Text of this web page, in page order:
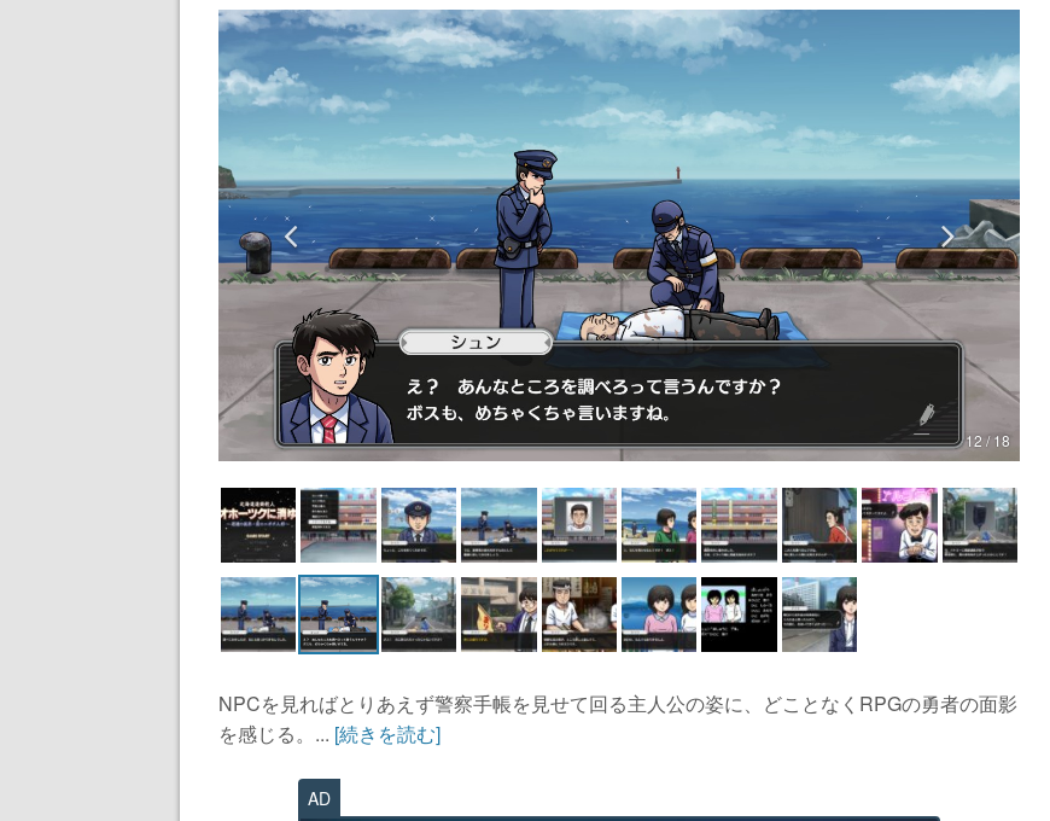
12 / 18
NPCを見ればとりあえず警察手帳を見せて回る主人公の姿に、どことなくRPGの勇者の面影
を感じる。... [続きを読む]
AD